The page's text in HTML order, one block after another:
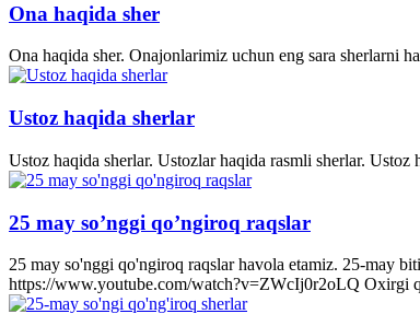
Ona haqida sher
Ona haqida sher. Onajonlarimiz uchun eng sara sherlarni
Ustoz haqida sherlar
Ustoz haqida sherlar. Ustozlar haqida rasmli sherlar.
25 may so’nggi qo’ngiroq raqslar
25 may so'nggi qo'ngiroq raqslar havola etamiz. 25-may
https://www.youtube.com/watch?v=ZWcIj0r2oLQ Oxirgi